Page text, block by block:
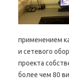
применением
и сетевого
проекта
более чем 80